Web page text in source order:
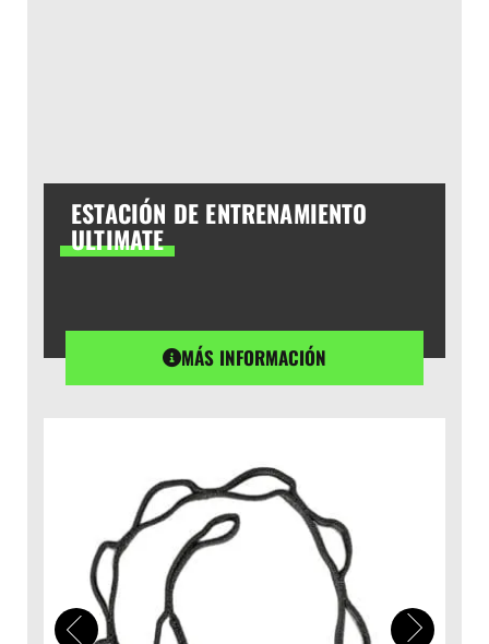
ESTACIÓN DE ENTRENAMIENTO
ULTIMATE
MÁS INFORMACIÓN